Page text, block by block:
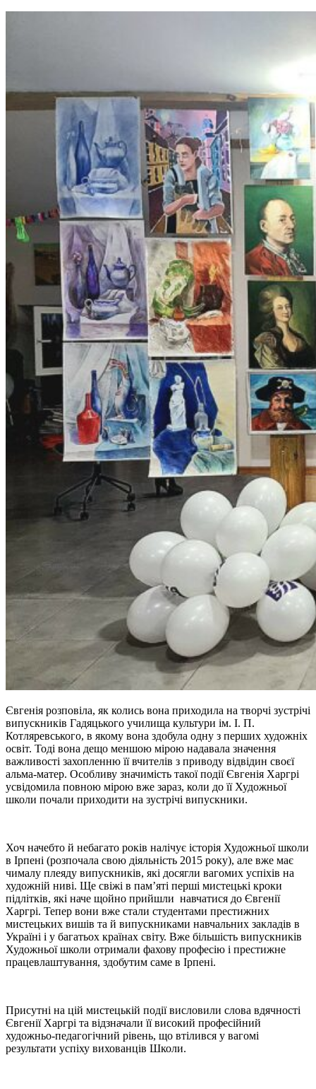
Євгенія розповіла, як колись вона приходила на творчі зустрічі
випускників Гадяцького училища культури ім. І. П.
Котляревського, в якому вона здобула одну з перших художніх
освіт. Тоді вона дещо меншою мірою надавала значення
важливості захопленню її вчителів з приводу відвідин своєї
альма-матер. Особливу значимість такої події Євгенія Харгрі
усвідомила повною мірою вже зараз, коли до її Художньої
школи почали приходити на зустрічі випускники.
Хоч начебто й небагато років налічує історія Художньої школи
в Ірпені (розпочала свою діяльність 2015 року), але вже має
чималу плеяду випускників, які досягли вагомих успіхів на
художній ниві. Ще свіжі в пам’яті перші мистецькі кроки
підлітків, які наче щойно прийшли навчатися до Євгенії
Харгрі. Тепер вони вже стали студентами престижних
мистецьких вишів та й випускниками навчальних закладів в
Україні і у багатьох країнах світу. Вже більшість випускників
Художньої школи отримали фахову професію і престижне
працевлаштування, здобутим саме в Ірпені.
Присутні на цій мистецькій події висловили слова вдячності
Євгенії Харгрі та відзначали її високий професійний
художньо-педагогічний рівень, що втілився у вагомі
результати успіху вихованців Школи.